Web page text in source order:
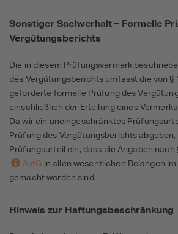
Sonstiger Sachverhalt – Formelle
Vergütungsberichts
Die in diesem Prüfungsvermerk
des Vergütungsberichts umfasst die von §
geforderte formelle Prüfung des
einschließlich der Erteilung eines
Da wir ein uneingeschränktes
Prüfung des Vergütungsberichts
Prüfungsurteil ein, dass die Angaben nach
AktG in allen wesentlichen Belangen
gemacht worden sind.
Hinweis zur Haftungsbeschränkung